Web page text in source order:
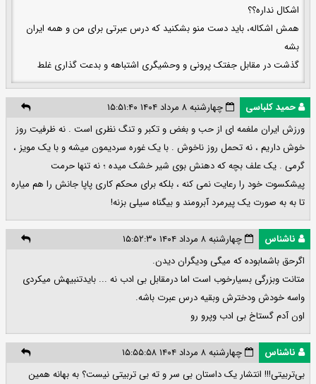
اشکال نداره؟؟
همش اشکاله، باید دست منو بشکنید که درس عبرتی برای من و همه ایران
بشه
گذشت در مقابل جفتک پرونی و وحشیگری اشتباهه و بدعت گذاری غلط
حمید کلباسی
چهارشنبه ۸ مرداد ۱۴۰۴ ۱۵:۵۱:۴۰
ورزش ایران ملغمه ای از حب و بغض و تکبر و تنگ نظری است . نه ظرفیت روز
خوش داریم ، نه تحمل روز ناخوش . با یک غوره سردیمون میشه و با یک مویز ،
گرمی . یک علف بچه که دهنش بوی شیر خشک میده ؛ نه تنها حرمت
پیشکسوت خود را رعایت نمی کنه ، بلکه برای محکم کاری پاپا جانش را هم میاره
تا به به صورت یک پیرمرد آبرومند و بیگناه سیلی بزنه!
ناشناس
چهارشنبه ۸ مرداد ۱۴۰۴ ۱۵:۵۲:۳۰
اگرحق باشمابوده که میگی ودیگران دیدن.
متانت وبزرگی بسیارخوب است اما درمقابل بی ادب نه ... بایدتنبیهش میکردی
واسه خودش ودخترش وبقیه درس عبرت باشه.
اون آدم گستاخ بی ادب وپرو رو
ناشناس
چهارشنبه ۸ مرداد ۱۴۰۴ ۱۵:۵۵:۵۸
بی‌تربیتی!!! انتشار یک داستان بی سر و ته بی تربیتی نیست؟ به بهانه همین